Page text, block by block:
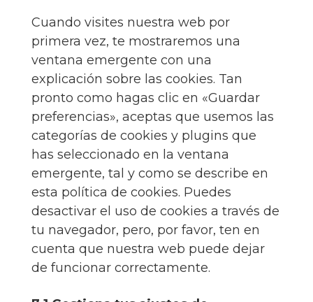
Cuando visites nuestra web por
primera vez, te mostraremos una
ventana emergente con una
explicación sobre las cookies. Tan
pronto como hagas clic en «Guardar
preferencias», aceptas que usemos las
categorías de cookies y plugins que
has seleccionado en la ventana
emergente, tal y como se describe en
esta política de cookies. Puedes
desactivar el uso de cookies a través de
tu navegador, pero, por favor, ten en
cuenta que nuestra web puede dejar
de funcionar correctamente.